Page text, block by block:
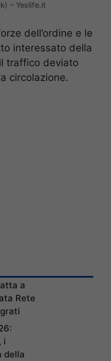
– Yeslife.it
dell’ordine e le
interessato della
traffico deviato
circolazione.
a
Rete
i
della